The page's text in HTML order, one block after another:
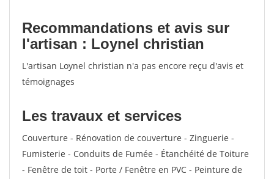
Recommandations et avis sur
l'artisan : Loynel christian
L'artisan Loynel christian n'a pas encore reçu d'avis et
témoignages
Les travaux et services
Couverture - Rénovation de couverture - Zinguerie -
Fumisterie - Conduits de Fumée - Étanchéité de Toiture
- Fenêtre de toit - Porte / Fenêtre en PVC - Peinture de